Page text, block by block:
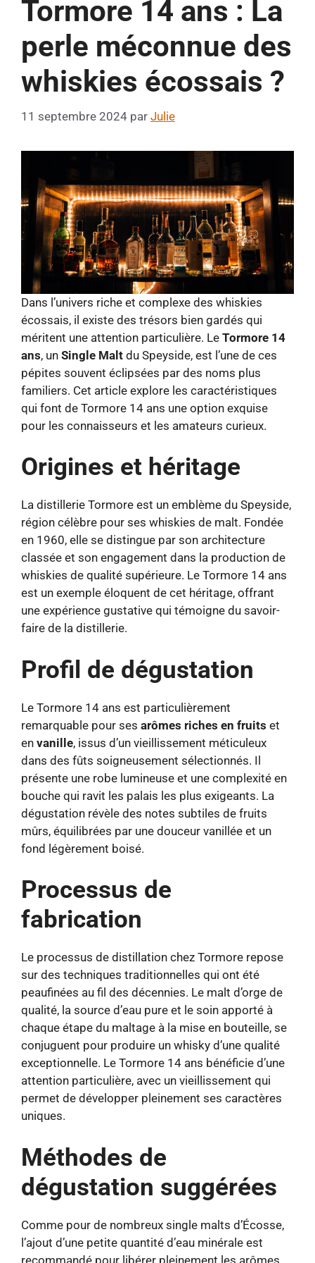
Tormore 14 ans : La
perle méconnue des
whiskies écossais ?
11 septembre 2024 par Julie
Dans l’univers riche et complexe des whiskies
écossais, il existe des trésors bien gardés qui
méritent une attention particulière. Le Tormore 14
ans, un Single Malt du Speyside, est l’une de ces
pépites souvent éclipsées par des noms plus
familiers. Cet article explore les caractéristiques
qui font de Tormore 14 ans une option exquise
pour les connaisseurs et les amateurs curieux.
Origines et héritage
La distillerie Tormore est un emblème du Speyside,
région célèbre pour ses whiskies de malt. Fondée
en 1960, elle se distingue par son architecture
classée et son engagement dans la production de
whiskies de qualité supérieure. Le Tormore 14 ans
est un exemple éloquent de cet héritage, offrant
une expérience gustative qui témoigne du savoir-
faire de la distillerie.
Profil de dégustation
Le Tormore 14 ans est particulièrement
remarquable pour ses arômes riches en fruits et
en vanille, issus d’un vieillissement méticuleux
dans des fûts soigneusement sélectionnés. Il
présente une robe lumineuse et une complexité en
bouche qui ravit les palais les plus exigeants. La
dégustation révèle des notes subtiles de fruits
mûrs, équilibrées par une douceur vanillée et un
fond légèrement boisé.
Processus de
fabrication
Le processus de distillation chez Tormore repose
sur des techniques traditionnelles qui ont été
peaufinées au fil des décennies. Le malt d’orge de
qualité, la source d’eau pure et le soin apporté à
chaque étape du maltage à la mise en bouteille, se
conjuguent pour produire un whisky d’une qualité
exceptionnelle. Le Tormore 14 ans bénéficie d’une
attention particulière, avec un vieillissement qui
permet de développer pleinement ses caractères
uniques.
Méthodes de
dégustation suggérées
Comme pour de nombreux single malts d’Écosse,
l’ajout d’une petite quantité d’eau minérale est
recommandé pour libérer pleinement les arômes